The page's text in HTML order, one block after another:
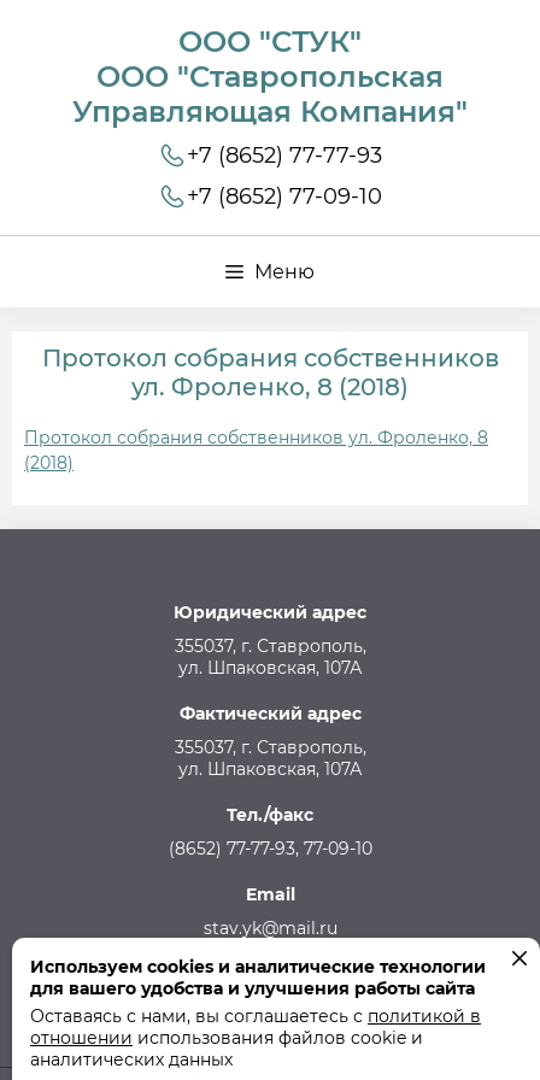
ООО "СТУК"
ООО "Ставропольская
Управляющая Компания"
+7 (8652) 77-77-93
+7 (8652) 77-09-10
Меню
Протокол собрания собственников
ул. Фроленко, 8 (2018)
Протокол собрания собственников ул. Фроленко, 8
(2018)
Юридический адрес
355037, г. Ставрополь,
ул. Шпаковская, 107А
Фактический адрес
355037, г. Ставрополь,
ул. Шпаковская, 107А
Тел./факс
(8652) 77-77-93, 77-09-10
Email
stav.yk@mail.ru
Телефон аварийной службы
215-957, 8-928-301-92-08 (круглосуточно)
Используем cookies и аналитические технологии
для вашего удобства и улучшения работы сайта
Оставаясь с нами, вы соглашаетесь с политикой в
отношении использования файлов cookie и
аналитических данных